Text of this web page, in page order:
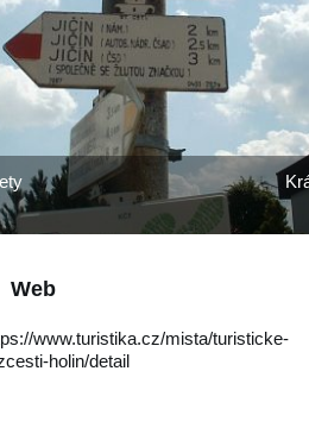
Web
www.turistika.cz/mista/turisticke-
holin/detail